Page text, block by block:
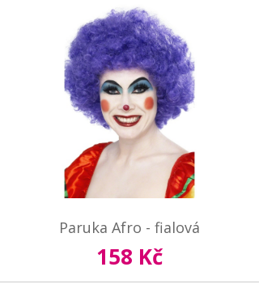
Paruka Afro - fialová
158 Kč